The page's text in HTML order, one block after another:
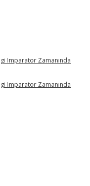
Imparator Zamanında
Imparator Zamanında